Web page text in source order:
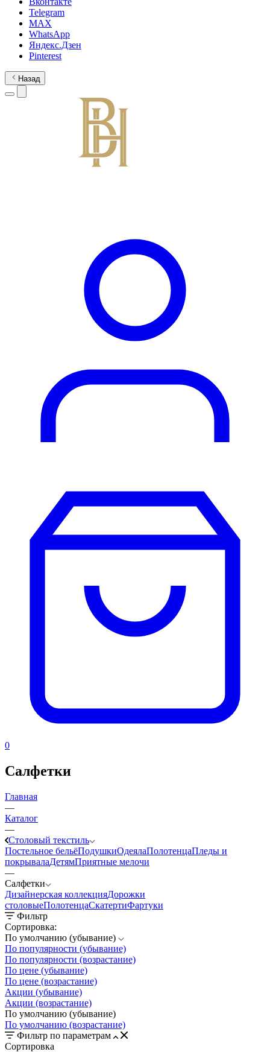
Telegram
MAX
WhatsApp
Яндекс.Дзен
Pinterest
Назад
0
Салфетки
Главная
—
Каталог
—
Столовый текстиль
Постельное бельёПодушкиОдеялаПолотенцаПледы и
покрывалаДетямПриятные мелочи
—
Салфетки
Дизайнерская коллекцияДорожки
столовыеПолотенцаСкатертиФартуки
Фильтр
Сортировка:
По умолчанию (убывание)
По популярности (убывание)
По популярности (возрастание)
По цене (убывание)
По цене (возрастание)
Акции (убывание)
Акции (возрастание)
По умолчанию (убывание)
По умолчанию (возрастание)
Фильтр по параметрам
Сортировка